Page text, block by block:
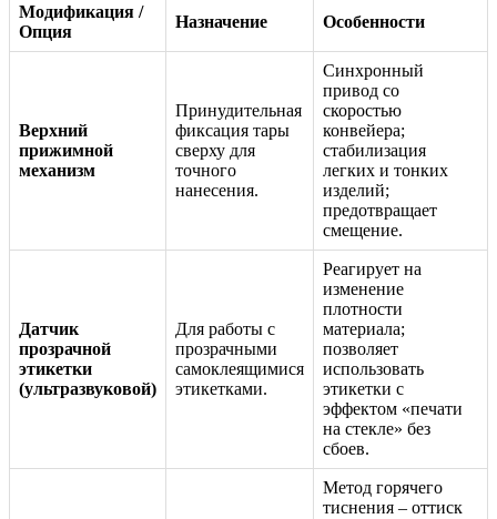
Модификация /
Опция
Назначение Особенности
Верхний
прижимной
механизм
Принудительная
фиксация тары
сверху для
точного
нанесения.
Синхронный
привод со
скоростью
конвейера;
стабилизация
легких и тонких
изделий;
предотвращает
смещение.
Датчик
прозрачной
этикетки
(ультразвуковой)
Для работы с
прозрачными
самоклеящимися
этикетками.
Реагирует на
изменение
плотности
материала;
позволяет
использовать
этикетки с
эффектом «печати
на стекле» без
сбоев.
Метод горячего
тиснения – оттиск